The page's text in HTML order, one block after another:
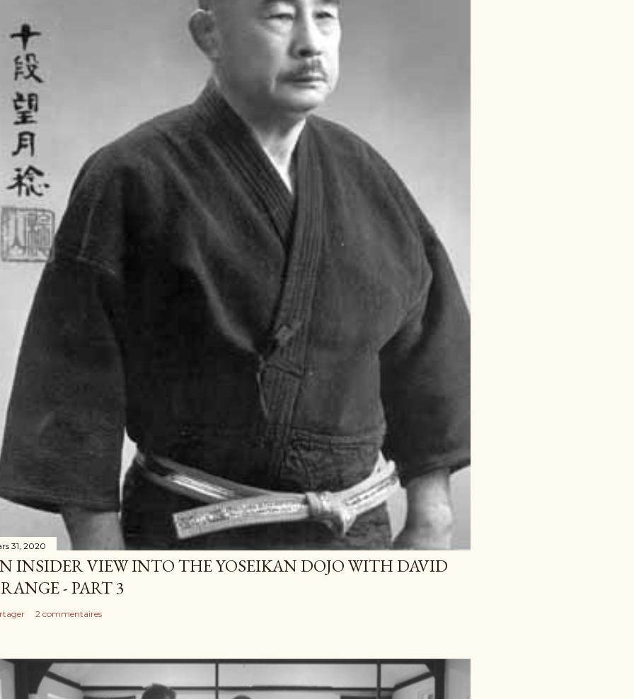
31, 2020
INSIDER VIEW INTO THE YOSEIKAN DOJO WITH DAVID
- PART 3
2 commentaires